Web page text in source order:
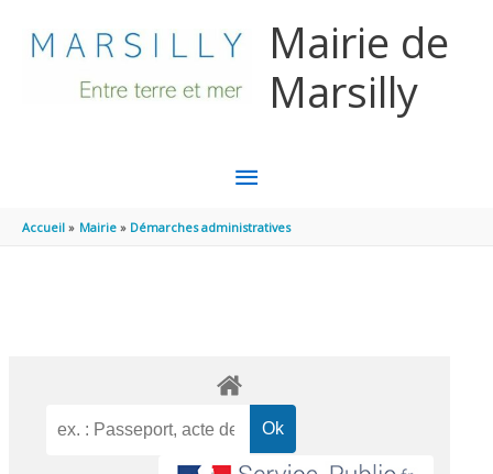
Mairie de
Marsilly
MENU
PRINCIPAL
Accueil Mairie Démarches administratives